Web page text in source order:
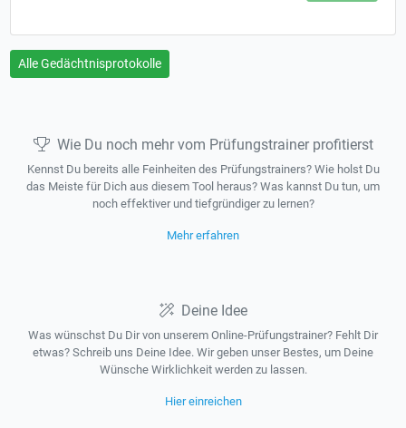
Alle Gedächtnisprotokolle
Wie Du noch mehr vom Prüfungstrainer profitierst
Kennst Du bereits alle Feinheiten des Prüfungstrainers? Wie holst Du
das Meiste für Dich aus diesem Tool heraus? Was kannst Du tun, um
noch effektiver und tiefgründiger zu lernen?
Mehr erfahren
Deine Idee
Was wünschst Du Dir von unserem Online-Prüfungstrainer? Fehlt Dir
etwas? Schreib uns Deine Idee. Wir geben unser Bestes, um Deine
Wünsche Wirklichkeit werden zu lassen.
Hier einreichen